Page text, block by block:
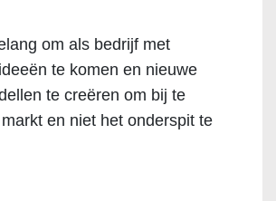
om als bedrijf met
te komen en nieuwe
te creëren om bij te
en niet het onderspit te